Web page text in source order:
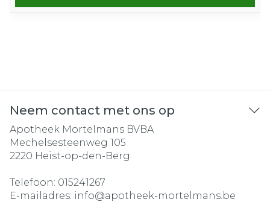
Neem contact met ons op
Apotheek Mortelmans BVBA
Mechelsesteenweg 105
2220 Heist-op-den-Berg
Telefoon: 015241267
E-mailadres: info@apotheek-mortelmans.be